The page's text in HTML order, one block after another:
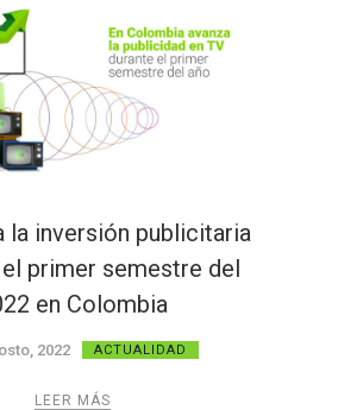
la inversión publicitaria
el primer semestre del
en Colombia
2022 ACTUALIDAD
LEER MÁS